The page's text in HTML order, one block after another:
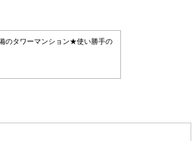
のタワーマンション★使い勝手の